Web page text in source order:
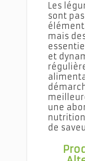
Les
sont
mais
et
une
de